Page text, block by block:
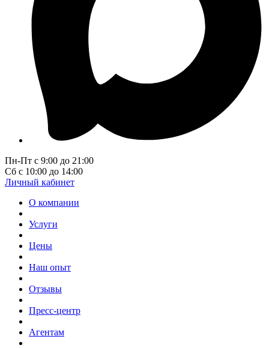
Пн-Пт с 9:00 до 21:00
Сб с 10:00 до 14:00
Личный кабинет
О компании
Услуги
Цены
Наш опыт
Отзывы
Пресс-центр
Агентам